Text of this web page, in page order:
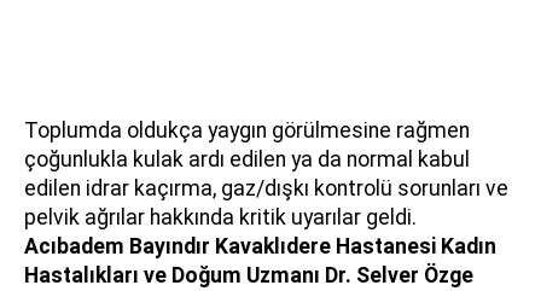
Toplumda oldukça yaygın görülmesine rağmen
çoğunlukla kulak ardı edilen ya da normal kabul
edilen idrar kaçırma, gaz/dışkı kontrolü sorunları ve
pelvik ağrılar hakkında kritik uyarılar geldi.
Acıbadem Bayındır Kavaklıdere Hastanesi Kadın
Hastalıkları ve Doğum Uzmanı Dr. Selver Özge